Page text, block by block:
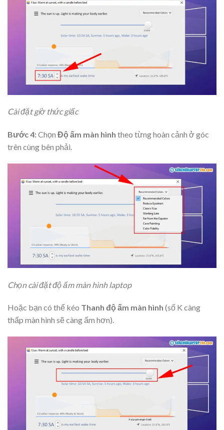
Cài đặt giờ thức giấc
Bước 4:Chọn Độ ấm màn hình theo từng hoàn cảnh ở góc
trên cùng bên phải.
Chọn cài đặt độ ấm màn hình laptop
Hoặc bạn có thể kéo Thanh độ ấm màn hình (số K càng
thấp màn hình sẽ càng ấm hơn).